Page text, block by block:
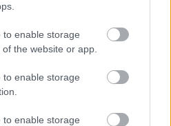
to enable storage
the website or app.
to enable storage
to enable storage